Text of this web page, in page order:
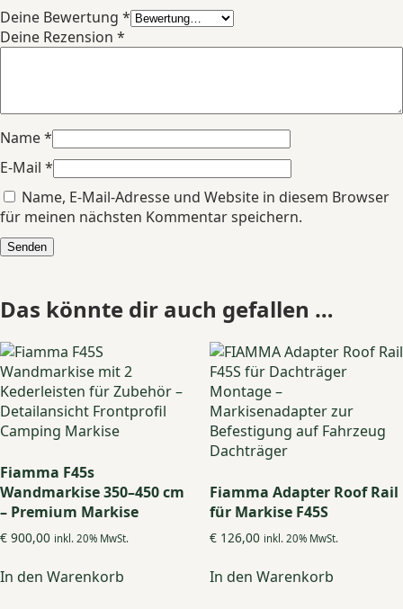
Deine Bewertung *
Deine Rezension *
Name*
E-Mail *
Name, E-Mail-Adresse und Website in diesem Browser
für meinen nächsten Kommentar speichern.
Das könnte dir auch gefallen …
Fiamma F45s
Wandmarkise 350–450 cm
– Premium Markise
€ 900,00 inkl. 20% MwSt.
In den Warenkorb
Fiamma Adapter Roof Rail
für Markise F45S
€126,00 inkl. 20% MwSt.
In den Warenkorb